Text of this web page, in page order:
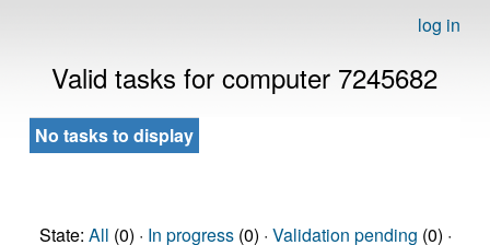
log in
Valid tasks for computer 7245682
No tasks to display
State: All (0) · In progress(0) · Validation pending (0) ·